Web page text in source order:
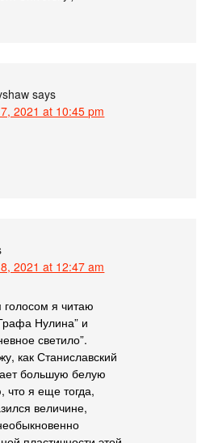
says
2021 at 10:45 pm
2021 at 12:47 am
я читаю
Нулина” и
светило”.
как Станиславский
большую белую
что я еще тогда,
величине,